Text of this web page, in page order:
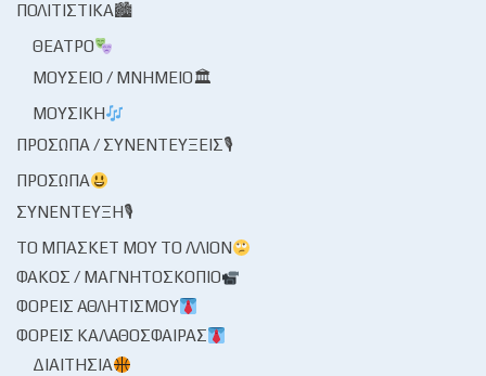
ΠΟΛΙΤΙΣΤΙΚΆ🏙
ΘΈΑΤΡΟ
ΜΟΥΣΕΊΟ / ΜΝΗΜΕΊΟ🏛
ΜΟΥΣΙΚΉ
ΠΡΌΣΩΠΑ / ΣΥΝΕΝΤΕΎΞΕΙΣ🎙
ΠΡΌΣΩΠΑ
ΣΥΝΈΝΤΕΥΞΗ🎙
ΤΟ ΜΠΆΣΚΕΤ ΜΟΥ ΤΟ ΛΛΊΟΝ
ΦΑΚΌΣ / ΜΑΓΝΗΤΟΣΚΌΠΙΟ
ΦΟΡΕΊΣ ΑΘΛΗΤΙΣΜΟΎ
ΦΟΡΕΊΣ ΚΑΛΑΘΌΣΦΑΙΡΑΣ
ΔΙΑΙΤΗΣΊΑ